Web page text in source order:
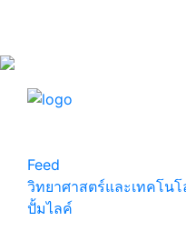
Feed
วิทยาศาสตร์และเทคโนโ
ปั้มไลค์